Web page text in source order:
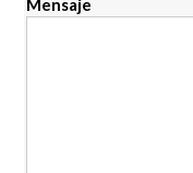
Mensaje